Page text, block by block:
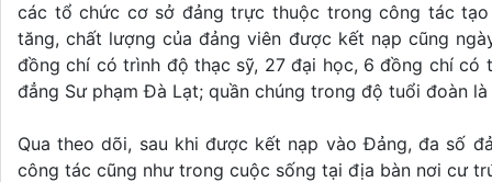
các tổ chức cơ sở đảng trực thuộc trong công tác
tăng, chất lượng của đảng viên được kết nạp cũng
đồng chí có trình độ thạc sỹ, 27 đại học, 6 đồng chí
đẳng Sư phạm Đà Lạt; quần chúng trong độ tuổi đoàn
Qua theo dõi, sau khi được kết nạp vào Đảng, đa số
công tác cũng như trong cuộc sống tại địa bàn nơi cư